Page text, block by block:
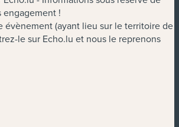
engagement !
évènement (ayant lieu sur le territoire de
le sur Echo.lu et nous le reprenons